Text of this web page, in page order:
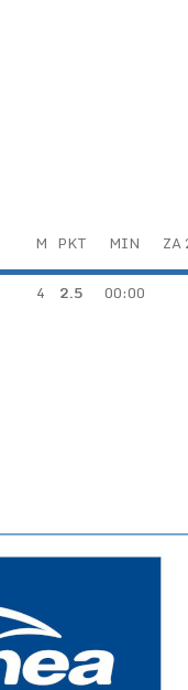
M PKT MIN ZA
4 2.5 00:00